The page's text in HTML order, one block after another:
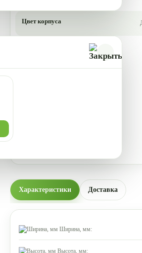
Цвет корпуса
Характеристики Доставка
Ширина, мм:
Высота, мм: